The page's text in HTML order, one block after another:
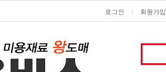
로그인 회원가입